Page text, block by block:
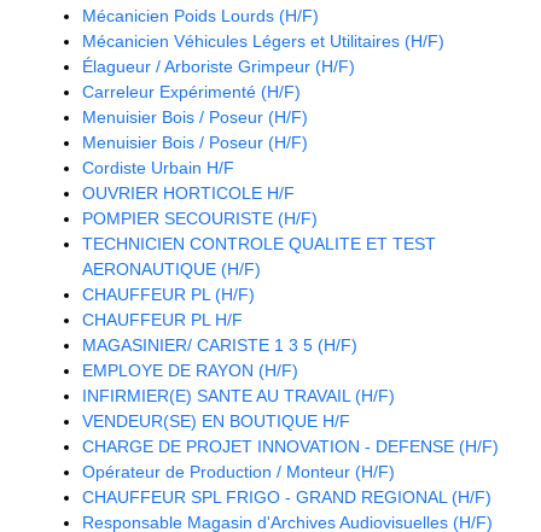
Mécanicien Poids Lourds (H/F)
Mécanicien Véhicules Légers et Utilitaires (H/F)
Élagueur / Arboriste Grimpeur (H/F)
Carreleur Expérimenté (H/F)
Menuisier Bois / Poseur (H/F)
Menuisier Bois / Poseur (H/F)
Cordiste Urbain H/F
OUVRIER HORTICOLE H/F
POMPIER SECOURISTE (H/F)
TECHNICIEN CONTROLE QUALITE ET TEST
AERONAUTIQUE (H/F)
CHAUFFEUR PL (H/F)
CHAUFFEUR PL H/F
MAGASINIER/ CARISTE 1 3 5 (H/F)
EMPLOYE DE RAYON (H/F)
INFIRMIER(E) SANTE AU TRAVAIL (H/F)
VENDEUR(SE) EN BOUTIQUE H/F
CHARGE DE PROJET INNOVATION - DEFENSE (H/F)
Opérateur de Production / Monteur (H/F)
CHAUFFEUR SPL FRIGO - GRAND REGIONAL (H/F)
Responsable Magasin d'Archives Audiovisuelles (H/F)